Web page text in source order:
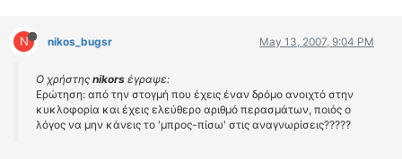
N nikos_bugsr May 13, 2007, 9:04 PM
Ο χρήστης nikors έγραψε:
Ερώτηση: από την στογμή που έχεις έναν δρόμο ανοιχτό στην
κυκλοφορία και έχεις ελεύθερο αριθμό περασμάτων, ποιός ο
λόγος να μην κάνεις το 'μπρος-πίσω' στις αναγνωρίσεις?????